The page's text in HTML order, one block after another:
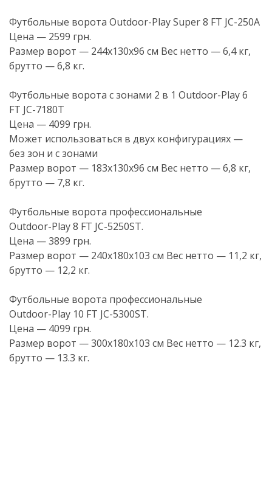
Футбольные ворота Outdoor-PlaySuper 8 FT JC-250A
Цена — 2599 грн.
Размер ворот — 244х130х96 см Вес нетто — 6,4 кг,
брутто — 6,8 кг.
Футбольные ворота с зонами 2 в 1 Outdoor-Play6
FT JC-7180T
Цена — 4099 грн.
Может использоваться в двух конфигурациях —
без зон и с зонами
Размер ворот — 183х130х96 см Вес нетто — 6,8 кг,
брутто — 7,8 кг.
Футбольные ворота профессиональные
Outdoor-Play8 FT JC-5250ST.
Цена — 3899 грн.
Размер ворот — 240х180х103 см Вес нетто — 11,2 кг,
брутто — 12,2 кг.
Футбольные ворота профессиональные
Outdoor-Play 10 FT JC-5300ST.
Цена — 4099 грн.
Размер ворот — 300х180х103 см Вес нетто — 12.3 кг,
брутто — 13.3 кг.